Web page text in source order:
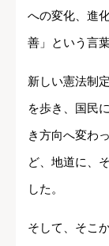
への変化、進
善」という言
新しい憲法制
を歩き、国民
き方向へ変わ
ど、地道に、
した。
そして、そこ